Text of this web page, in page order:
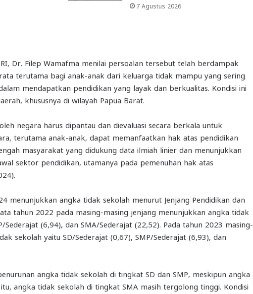
7 Agustus 2026
Dr. Filep Wamafma menilai persoalan tersebut telah berdampak
terutama bagi anak-anak dari keluarga tidak mampu yang sering
mendapatkan pendidikan yang layak dan berkualitas. Kondisi ini
khususnya di wilayah Papua Barat.
negara harus dipantau dan dievaluasi secara berkala untuk
terutama anak-anak, dapat memanfaatkan hak atas pendidikan
masyarakat yang didukung data ilmiah linier dan menunjukkan
sektor pendidikan, utamanya pada pemenuhan hak atas
menunjukkan angka tidak sekolah menurut Jenjang Pendidikan dan
tahun 2022 pada masing-masing jenjang menunjukkan angka tidak
Sederajat (6,94), dan SMA/Sederajat (22,52). Pada tahun 2023 masing-
sekolah yaitu SD/Sederajat (0,67), SMP/Sederajat (6,93), dan
angka tidak sekolah di tingkat SD dan SMP, meskipun angka
angka tidak sekolah di tingkat SMA masih tergolong tinggi. Kondisi